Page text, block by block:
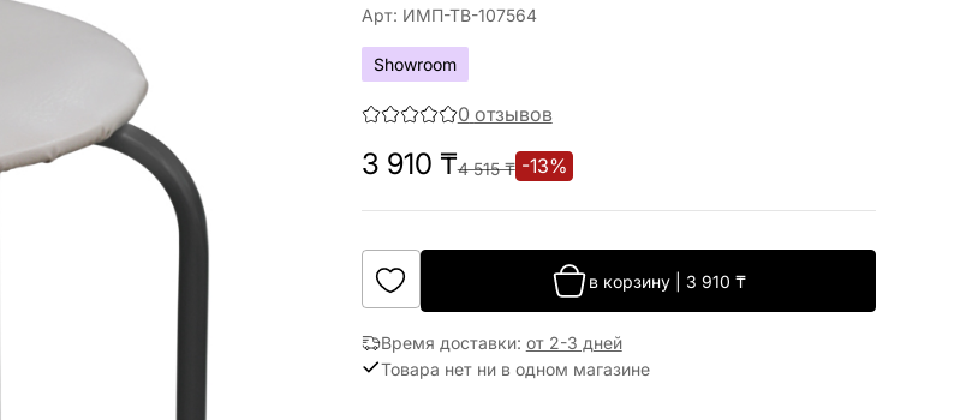
Арт: ИМП-ТВ-107564
Showroom
0 отзывов
3 910 ₸4 515₸ -13%
в корзину| 3 910 ₸
Время доставки: от 2-3 дней
Товара нет ни в одном магазине